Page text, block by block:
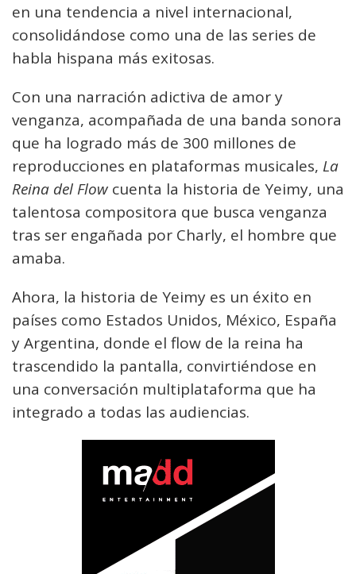
en una tendencia a nivel internacional,
consolidándose como una de las series de
habla hispana más exitosas.
Con una narración adictiva de amor y
venganza, acompañada de una banda sonora
que ha logrado más de 300 millones de
reproducciones en plataformas musicales, La
Reina del Flow cuenta la historia de Yeimy, una
talentosa compositora que busca venganza
tras ser engañada por Charly, el hombre que
amaba.
Ahora, la historia de Yeimy es un éxito en
países como Estados Unidos, México, España
y Argentina, donde el flow de la reina ha
trascendido la pantalla, convirtiéndose en
una conversación multiplataforma que ha
integrado a todas las audiencias.